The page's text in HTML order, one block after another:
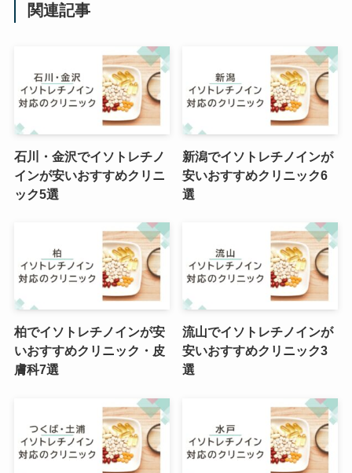
関連記事
石川・金沢でイソトレチノ
インが安いおすすめクリニ
ック5選
新潟でイソトレチノインが
安いおすすめクリニック6
選
柏でイソトレチノインが安
いおすすめクリニック・皮
膚科7選
流山でイソトレチノインが
安いおすすめクリニック3
選